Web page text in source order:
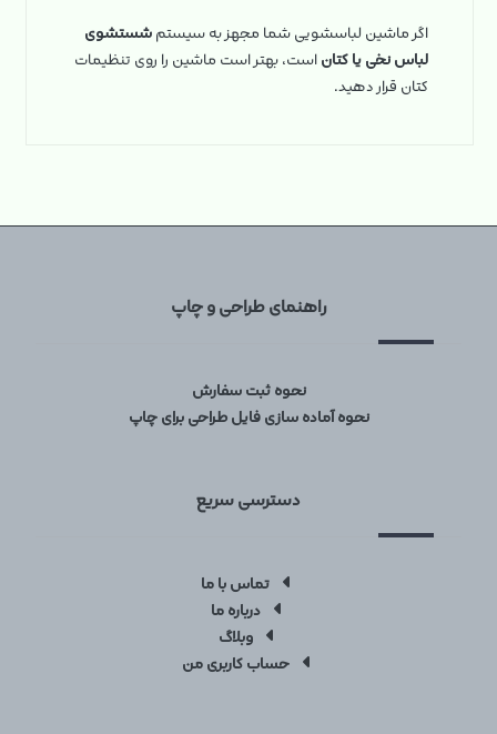
اگر ماشین لباسشویی شما مجهز به سیستمشستشوی
لباس نخی یا کتاناست، بهتر است ماشین را روی تنظیمات
کتان قرار دهید.
راهنمای طراحی و چاپ
نحوه ثبت سفارش
نحوه آماده سازی فایل طراحی برای چاپ
دسترسی سریع
تماس با ما
درباره ما
وبلاگ
حساب کاربری من